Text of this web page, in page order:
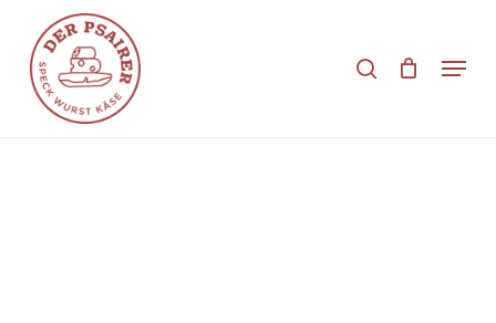
Hauptinhalt
springen